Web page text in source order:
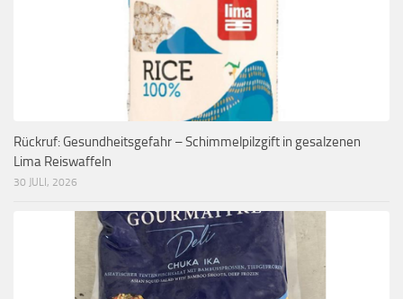
Rückruf: Gesundheitsgefahr – Schimmelpilzgift in gesalzenen
Lima Reiswaffeln
30 JULI, 2026